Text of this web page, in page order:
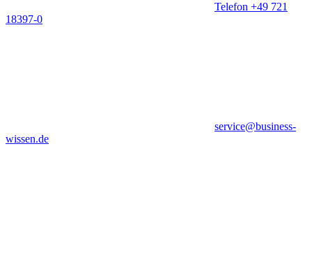
Telefon +49 721
18397-0
service@business-
wissen.de